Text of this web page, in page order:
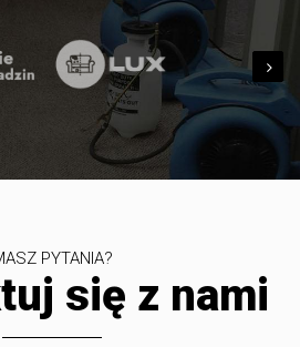
PYTANIA?
się z nami